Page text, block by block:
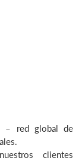
– red global de
clientes